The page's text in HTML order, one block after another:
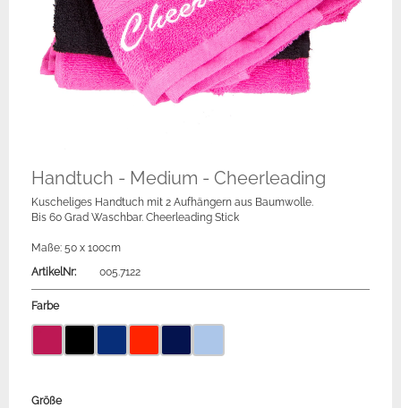
Handtuch - Medium - Cheerleading
Kuscheliges Handtuch mit 2 Aufhängern aus Baumwolle.
Bis 60 Grad Waschbar. Cheerleading Stick
Maße: 50 x 100cm
ArtikelNr:
005.7122
Farbe
Größe